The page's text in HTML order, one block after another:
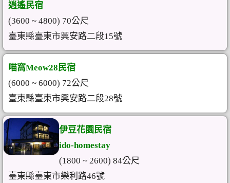
逍遙民宿
(3600 ~ 4800) 70公尺
臺東縣臺東市興安路二段15號
喵窩Meow28民宿
(6000 ~ 6000) 72公尺
臺東縣臺東市興安路二段28號
伊豆花園民宿
ido-homestay
(1800 ~ 2600) 84公尺
臺東縣臺東市樂利路46號